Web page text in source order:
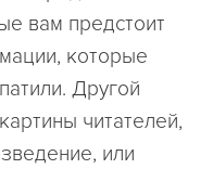
вам предстоит
которые
Другой
читателей,
или